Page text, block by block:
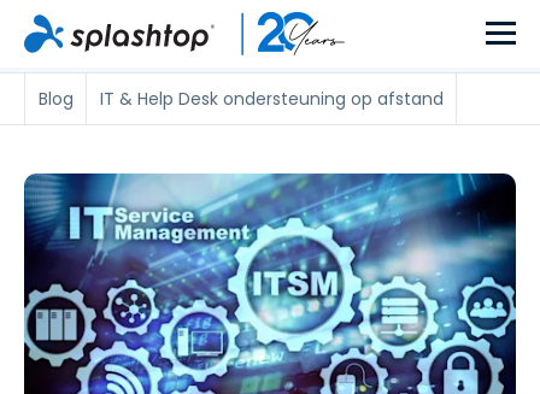
Blog IT & Help Desk ondersteuning op afstand